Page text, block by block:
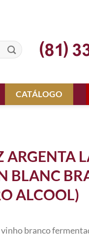
CATÁLOGO
BLANC
ALCOOL)
branco